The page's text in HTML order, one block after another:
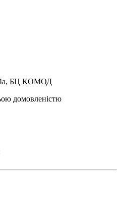
4а, БЦ КОМОД
домовленістю